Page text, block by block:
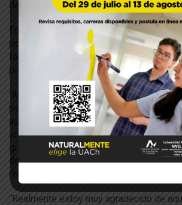
desarrollar y qué mejor si está rodeada de
En ese contexto destaca que Valdivia
potente rubro silvoagropeuario, lo que “te
fácilmente estar en contacto con
productivas”:
“Agronomía me ofreció una amplia gama
para acceder al conocimiento y una gran
académicos en constante vinculación con
actividades científicas. Algunos de ellos
grandes amigos después de años de
de manera sincera en mi formación
recalca el profesional.
“Realmente estoy muy agradecido de